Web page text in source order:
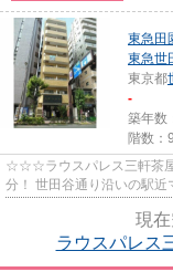
東急田
東急世
東京都
-
築年数
階数：
☆☆☆ラウスパレス三軒茶
分！ 世田谷通り沿いの駅
現在
ラウスパレス